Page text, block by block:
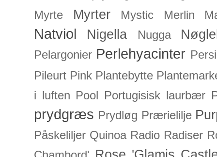
Myrte Myrter Mystic Merlin
Natviol Nigella Nugga
Pelargonier Perlehyacinter
Pileurt Pink Plantebytte
i luften
Pool Portugisisk laurbær
prydgræs Prydløg Prærielilje
Påskeliljer Quinoa Radio Radiser